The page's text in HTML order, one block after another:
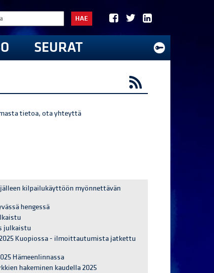
HAE
SEURAT
tietoa, ota yhteyttä
kilpailukäyttöön myönnettävän
hengessä
julkaistu
Kuopiossa - ilmoittautumista jatkettu
Hämeenlinnassa
hakeminen kaudella 2025